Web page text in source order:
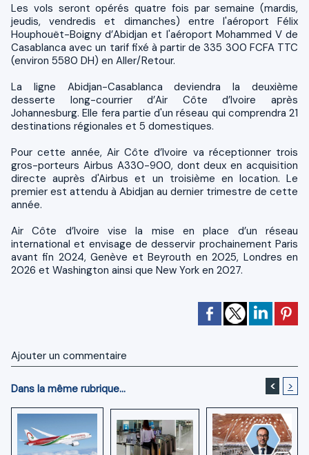
Les vols seront opérés quatre fois par semaine (mardis,
jeudis, vendredis et dimanches) entre l'aéroport Félix
Houphouët-Boigny d’Abidjan et l'aéroport Mohammed V de
Casablanca avec un tarif fixé à partir de 335 300 FCFA TTC
(environ 5580 DH) en Aller/Retour.
La ligne Abidjan-Casablanca deviendra la deuxième
desserte long-courrier d’Air Côte d’Ivoire après
Johannesburg. Elle fera partie d'un réseau qui comprendra 21
destinations régionales et 5 domestiques.
Pour cette année, Air Côte d’Ivoire va réceptionner trois
gros-porteurs Airbus A330-900, dont deux en acquisition
directe auprès d'Airbus et un troisième en location. Le
premier est attendu à Abidjan au dernier trimestre de cette
année.
Air Côte d’Ivoire vise la mise en place d’un réseau
international et envisage de desservir prochainement Paris
avant fin 2024, Genève et Beyrouth en 2025, Londres en
2026 et Washington ainsi que New York en 2027.
Ajouter un commentaire
Dans la même rubrique... < >